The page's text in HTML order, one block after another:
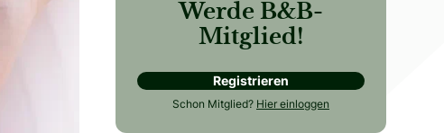
müssen. Wo startet man am besten? Was darf auf
Werde B&B-
Mitglied!
Registrieren
Schon Mitglied? Hier einloggen